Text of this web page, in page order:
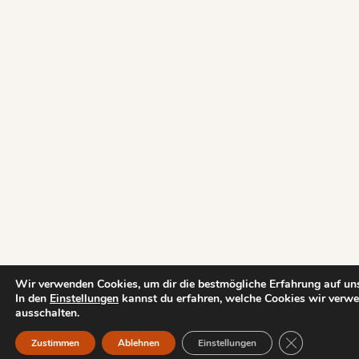
Wir verwenden Cookies, um dir die bestmögliche Erfahrung auf
In den Einstellungen kannst du erfahren, welche Cookies wir
ausschalten.
Zustimmen Ablehnen Einstellungen GDPR